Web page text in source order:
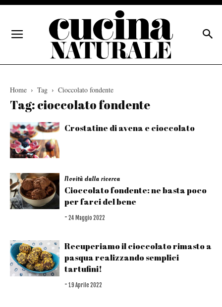
Home Tag Cioccolato fondente
Tag: cioccolato fondente
Crostatine di avena e cioccolato
Novità dalla ricerca
Cioccolato fondente: ne basta poco
per farci del bene
- 24 Maggio 2022
Recuperiamo il cioccolato rimasto a
pasqua realizzando semplici
tartufini!
- 19 Aprile 2022